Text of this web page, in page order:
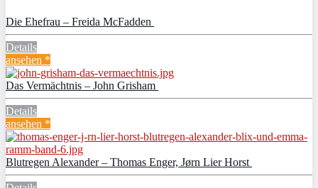
Die Ehefrau – Freida McFadden
Details
ansehen *
Das Vermächtnis – John Grisham
Details
ansehen *
Blutregen Alexander – Thomas Enger, Jørn Lier Horst